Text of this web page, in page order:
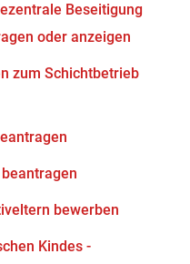
Beseitigung
oder anzeigen
zum Schichtbetrieb
bewerben
Kindes -